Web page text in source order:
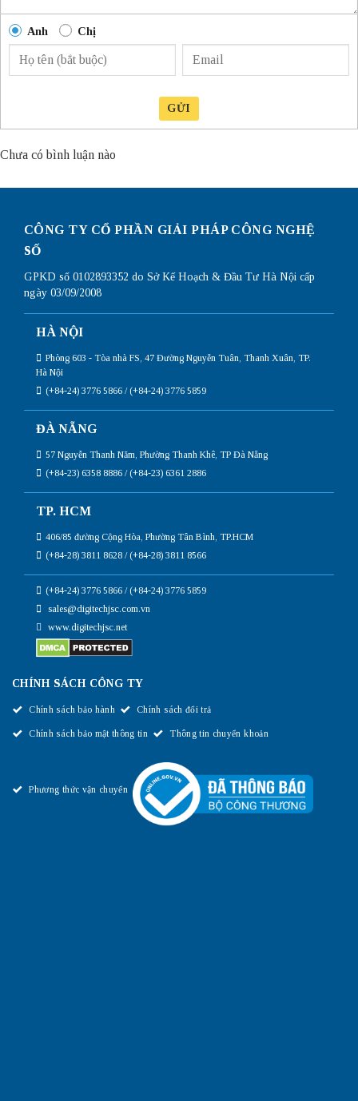
Anh Chị
GỬI
Chưa có bình luận nào
CÔNG TY CỔ PHẦN GIẢI PHÁP CÔNG NGHỆ
SỐ
GPKD số 0102893352 do Sở Kế Hoạch & Đầu Tư Hà Nội cấp
ngày 03/09/2008
HÀ NỘI
Phòng 603 - Tòa nhà FS, 47 Đường Nguyễn Tuân, Thanh Xuân, TP.
Hà Nội
(+84-24) 3776 5866 / (+84-24) 3776 5859
ĐÀ NẴNG
57 Nguyễn Thanh Năm, Phường Thanh Khê, TP Đà Nẵng
(+84-23) 6358 8886 / (+84-23) 6361 2886
TP. HCM
406/85 đường Cộng Hòa, Phường Tân Bình, TP.HCM
(+84-28) 3811 8628 / (+84-28) 3811 8566
(+84-24) 3776 5866 / (+84-24) 3776 5859
sales@digitechjsc.com.vn
www.digitechjsc.net
CHÍNH SÁCH CÔNG TY
Chính sách bảo hành Chính sách đổi trả
Chính sách bảo mật thông tin Thông tin chuyển khoản
Phương thức vận chuyển